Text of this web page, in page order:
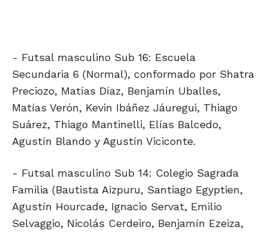
- Futsal masculino Sub 16: Escuela
Secundaria 6 (Normal), conformado por Shatra
Preciozo, Matías Díaz, Benjamín Uballes,
Matías Verón, Kevin Ibáñez Jáuregui, Thiago
Suárez, Thiago Mantinelli, Elías Balcedo,
Agustín Blando y Agustín Viciconte.
- Futsal masculino Sub 14: Colegio Sagrada
Familia (Bautista Aizpuru, Santiago Egyptien,
Agustín Hourcade, Ignacio Servat, Emilio
Selvaggio, Nicolás Cerdeiro, Benjamín Ezeiza,